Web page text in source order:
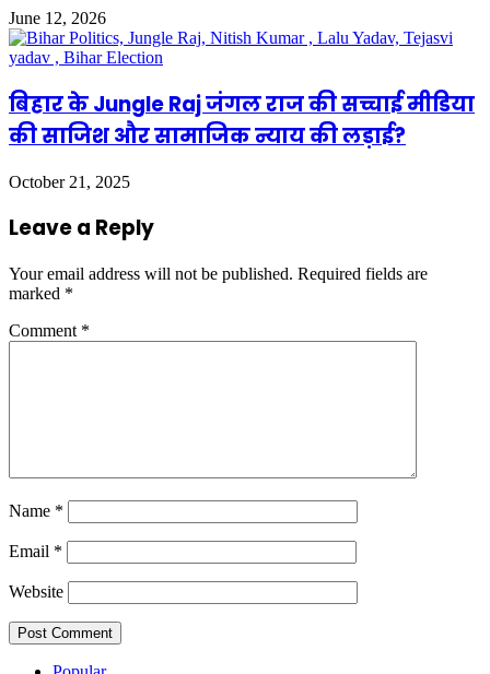
June 12, 2026
बिहार के Jungle Raj जंगल राज की सच्चाई मीडिया
की साजिश और सामाजिक न्याय की लड़ाई?
October 21, 2025
Leave a Reply
Your email address will not be published. Required fields are
marked *
Comment *
Name *
Email *
Website